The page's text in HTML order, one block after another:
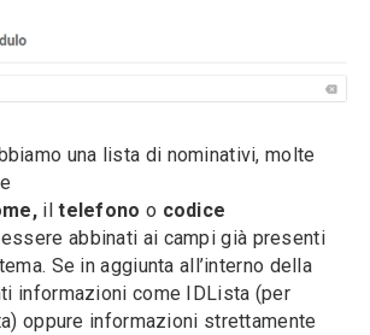
una lista di nominativi, molte
iltelefono o codice
abbinati ai campi già presenti
Se in aggiunta all’interno della
informazioni come IDLista (per
oppure informazioni strettamente